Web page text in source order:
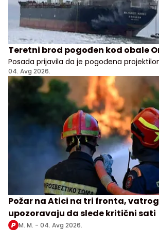
Teretni brod pogođen kod obale
Posada prijavila da je pogođena
noći, nema potvrde odakle je napad
04. Avg 2026.
Požar na Atici na tri fronta,
upozoravaju da slede kritični sati
M. M. - 04. Avg 2026.